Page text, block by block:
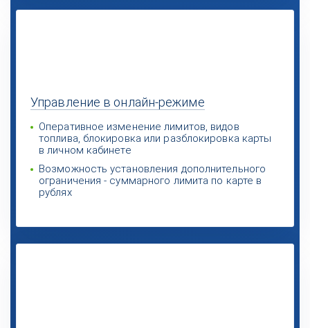
Управление в онлайн-режиме
Оперативное изменение лимитов, видов
топлива, блокировка или разблокировка карты
в личном кабинете
Возможность установления дополнительного
ограничения - суммарного лимита по карте в
рублях